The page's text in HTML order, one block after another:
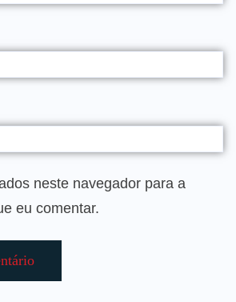
neste navegador para a
eu comentar.